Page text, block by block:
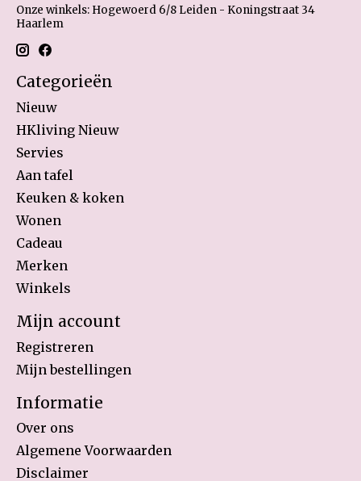
Onze winkels: Hogewoerd 6/8 Leiden - Koningstraat 34
Haarlem
Categorieën
Nieuw
HKliving Nieuw
Servies
Aan tafel
Keuken & koken
Wonen
Cadeau
Merken
Winkels
Mijn account
Registreren
Mijn bestellingen
Informatie
Over ons
Algemene Voorwaarden
Disclaimer